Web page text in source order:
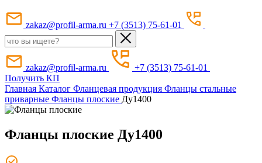
zakaz@profil-arma.ru +7 (3513) 75-61-01
zakaz@profil-arma.ru
+7 (3513) 75-61-01
Получить КП
Главная Каталог Фланцевая продукция Фланцы стальные
приварные Фланцы плоские Ду1400
Фланцы плоские Ду1400